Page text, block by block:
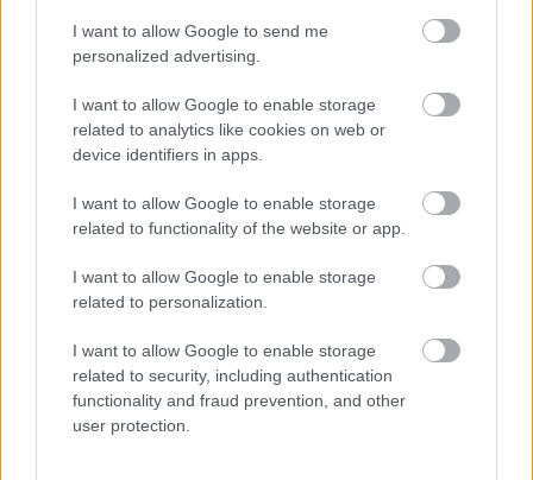
I want to allow Google to send me
personalized advertising.
I want to allow Google to enable storage
related to analytics like cookies on web or
device identifiers in apps.
I want to allow Google to enable storage
related to functionality of the website or app.
I want to allow Google to enable storage
related to personalization.
I want to allow Google to enable storage
related to security, including authentication
functionality and fraud prevention, and other
user protection.